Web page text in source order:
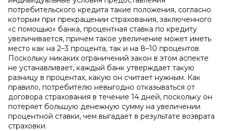
потребительского кредита такие положения, согласно
которым при прекращении страхования, заключенного
«с помощью» банка, процентная ставка по кредиту
увеличивается, причем такое увеличение может иметь
место как на 2–3 процента, так и на 8–10 процентов.
Поскольку никаких ограничений закон в этом аспекте
не устанавливает, каждый банк утверждает такую
разницу в процентах, какую он считает нужным. Как
правило, потребителю невыгодно отказываться от
договора страхования в течение 14 дней, поскольку он
потеряет большую денежную сумму на увеличении
процентной ставки, чем выгадает в результате возврата
страховки.